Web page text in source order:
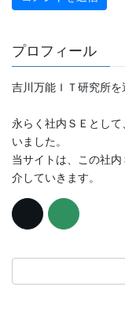
プロフィール
吉川万能ＩＴ研究所を
永らく社内ＳＥとし
いました。
当サイトは、この社
介していきます。